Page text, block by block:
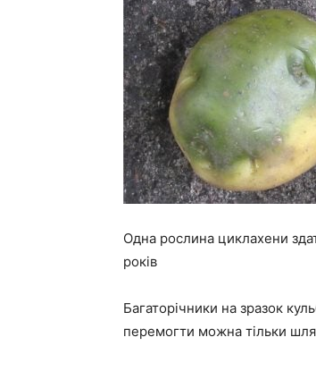
Одна рослина циклахени
років
Багаторічники на зразок
перемогти можна тільки